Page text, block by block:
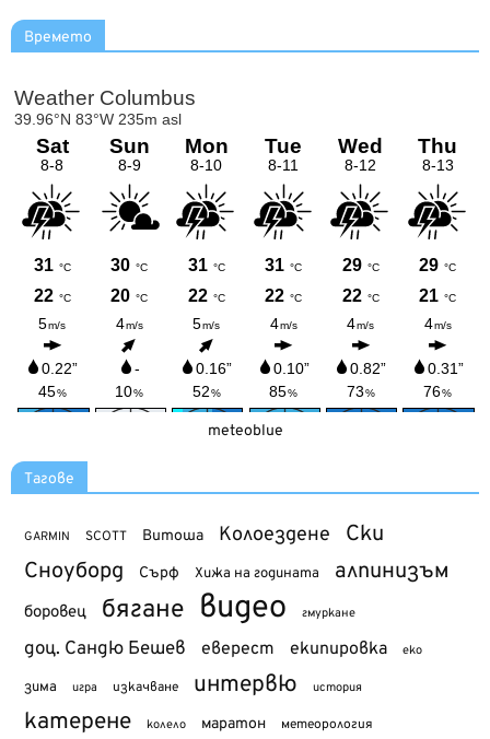
Времето
meteoblue
Тагове
GARMIN SCOTT Витоша Колоездене Ски
Сноуборд Сърф Хижа на годината алпинизъм
боровец бягане видео гмуркане
доц. Сандю Бешев еверест екипировка еко
зима игра изкачване интервю история
катерене колело маратон метеорология